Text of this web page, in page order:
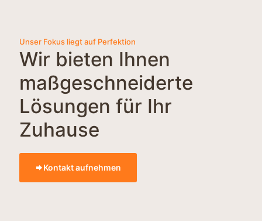
Unser Fokus liegt auf Perfektion
Wir bieten Ihnen
maßgeschneiderte
Lösungen für Ihr
Zuhause
Kontakt aufnehmen